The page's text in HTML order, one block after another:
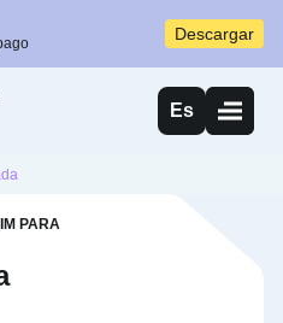
Descargar
Es
PARA